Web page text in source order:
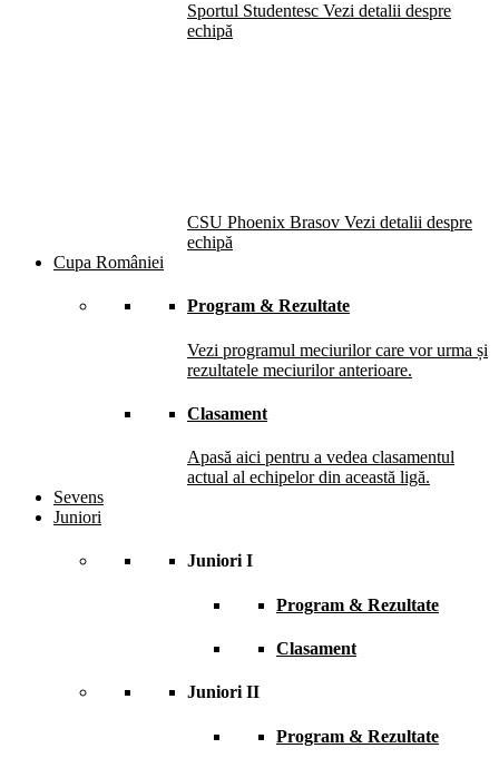
Sportul Studentesc Vezi detalii despre
echipă
CSU Phoenix Brasov Vezi detalii despre
echipă
Cupa României
Program & Rezultate
Vezi programul meciurilor care vor urma și
rezultatele meciurilor anterioare.
Clasament
Apasă aici pentru a vedea clasamentul
actual al echipelor din această ligă.
Sevens
Juniori
Juniori I
Program & Rezultate
Clasament
Juniori II
Program & Rezultate